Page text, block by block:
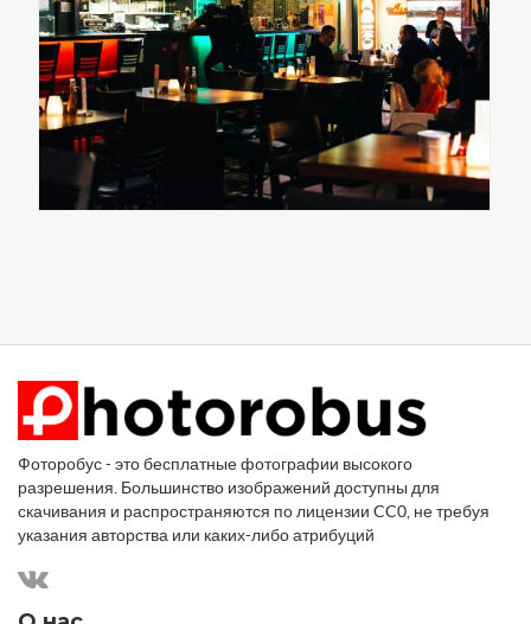
Фоторобус - это бесплатные фотографии высокого
разрешения. Большинство изображений доступны для
скачивания и распространяются по лицензии CC0, не требуя
указания авторства или каких-либо атрибуций